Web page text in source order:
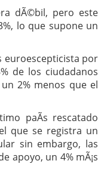
dÃ©bil, pero este
lo que supone un
euroescepticista por
de los ciudadanos
2% menos que el
paÃ­s rescatado
que se registra un
sin embargo, las
apoyo, un 4% mÃ¡s